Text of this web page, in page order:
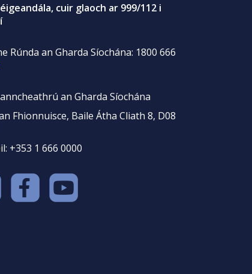
cuir glaoch ar 999/112 i
Rúnda an Gharda Síochána: 1800 666
an Gharda Síochána
Fhionnuisce, Baile Átha Cliath 8, D08
+353 1 666 0000